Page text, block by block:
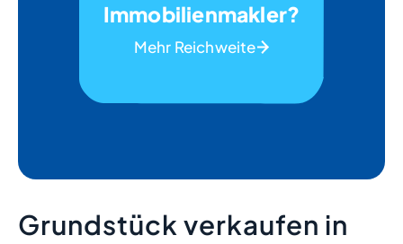
Immobilienmakler?
Mehr Reichweite
Grundstück verkaufen in